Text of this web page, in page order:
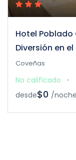
Hotel Poblado
Diversión en
Coveñas
No calificado
desde$0 /noche